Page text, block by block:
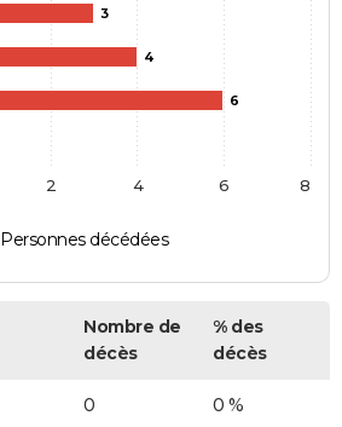
3
4
6
Personnes décédées
2 4 6 8
Nombre de
décès
% des
décès
0 0 %